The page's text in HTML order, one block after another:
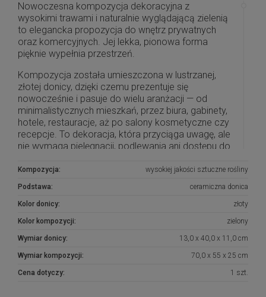
Nowoczesna kompozycja dekoracyjna z
wysokimi trawami i naturalnie wyglądającą zielenią
to elegancka propozycja do wnętrz prywatnych
oraz komercyjnych. Jej lekka, pionowa forma
pięknie wypełnia przestrzeń.
Kompozycja została umieszczona w lustrzanej,
złotej donicy, dzięki czemu prezentuje się
nowocześnie i pasuje do wielu aranżacji — od
minimalistycznych mieszkań, przez biura, gabinety,
hotele, restauracje, aż po salony kosmetyczne czy
recepcje. To dekoracja, która przyciąga uwagę, ale
nie wymaga pielęgnacji, podlewania ani dostępu do
komodzie, konsoli, ladzie recepcyjnej lub w
reprezentacyjnym miejscu przy ścianie. Będzie
efektownym dodatkiem do nowoczesnych,
eleganckich i naturalnych wnętrz.
Kompozycja: wysokiej jakości sztuczne rośliny
Podstawa: ceramiczna donica
Kolor donicy: złoty
Kolor kompozycji: zielony
Wymiar donicy: 13,0 x 40,0 x 11,0 cm
Wymiar kompozycji: 70,0 x 55 x 25 cm
Cena dotyczy: 1 szt.